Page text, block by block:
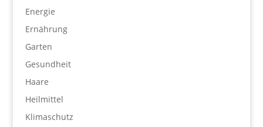
Energie
Ernährung
Garten
Gesundheit
Haare
Heilmittel
Klimaschutz